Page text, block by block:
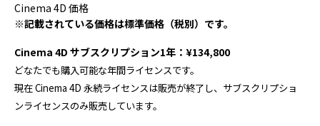
ゲーム/CG
アート/イラスト
プログラミング/ウェブ
ファッション/デザイン/他
トレーニング
検定
その他
Cinema 4D 価格
※記載されている価格は標準価格（税別）です。
Cinema 4D サブスクリプション1年：¥134,800
どなたでも購入可能な年間ライセンスです。
現在 Cinema 4D 永続ライセンスは販売が終了し、サブスクリプショ
ンライセンスのみ販売しています。